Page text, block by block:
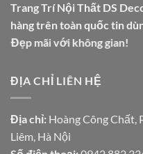
Trang Trí Nội Thất DS
hàng trên toàn quốc tin
Đẹp mãi với không
ĐỊA CHỈ LIÊN HỆ
Địa chỉ: Hoàng Công Chất,
Liêm, Hà Nội